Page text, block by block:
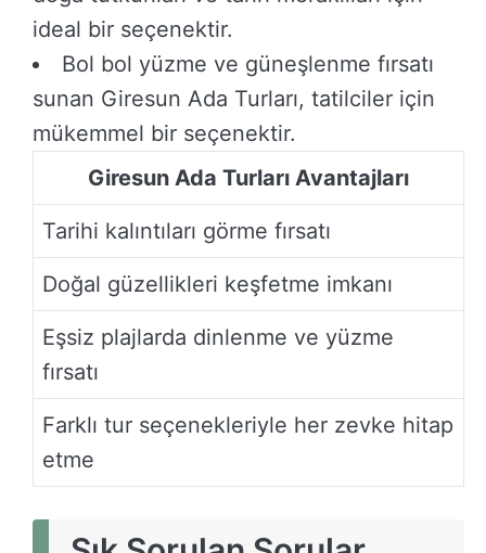
ideal bir seçenektir.
Bol bol yüzme ve güneşlenme fırsatı
sunan Giresun Ada Turları, tatilciler için
mükemmel bir seçenektir.
Giresun Ada Turları Avantajları
Tarihi kalıntıları görme fırsatı
Doğal güzellikleri keşfetme imkanı
Eşsiz plajlarda dinlenme ve yüzme
fırsatı
Farklı tur seçenekleriyle her zevke hitap
etme